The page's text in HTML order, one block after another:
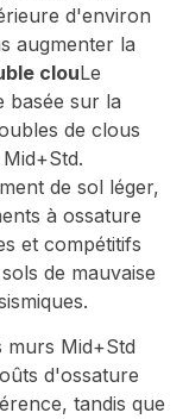
d'environ
augmenter la
clouLe
basée sur la
de clous
de sol léger,
à ossature
et compétitifs
de mauvaise
murs Mid+Std
d'ossature
tandis que